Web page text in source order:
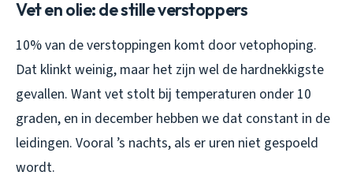
Vet en olie: de stille verstoppers
10% van de verstoppingen komt door vetophoping.
Dat klinkt weinig, maar het zijn wel de hardnekkigste
gevallen. Want vet stolt bij temperaturen onder 10
graden, en in december hebben we dat constant in de
leidingen. Vooral ’s nachts, als er uren niet gespoeld
wordt.